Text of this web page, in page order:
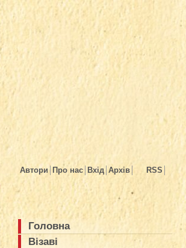
Автори Про нас Вхід Архів RSS
Головна
Візаві